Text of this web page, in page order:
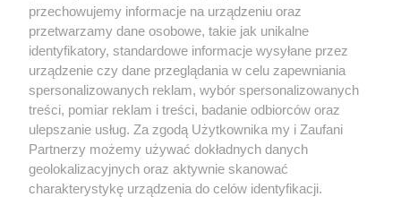
Podziel się swoją opinią
ZAŁÓŻ BLOG
Polityka
przechowujemy informacje na urządzeniu oraz
przetwarzamy dane osobowe, takie jak unikalne
identyfikatory, standardowe informacje wysyłane przez
urządzenie czy dane przeglądania w celu zapewniania
spersonalizowanych reklam, wybór spersonalizowanych
treści, pomiar reklam i treści, badanie odbiorców oraz
ulepszanie usług. Za zgodą Użytkownika my i Zaufani
Partnerzy możemy używać dokładnych danych
geolokalizacyjnych oraz aktywnie skanować
charakterystykę urządzenia do celów identyfikacji.